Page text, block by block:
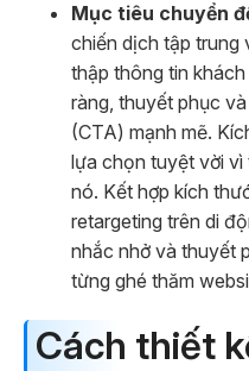
Mục tiêu chuyển
chiến dịch tập trung
thập thông tin
ràng, thuyết phục
(CTA) mạnh mẽ.
lựa chọn tuyệt vời vì
nó. Kết hợp kích
retargeting trên di
nhắc nhở và thuyết
từng ghé thăm
Cách thiết